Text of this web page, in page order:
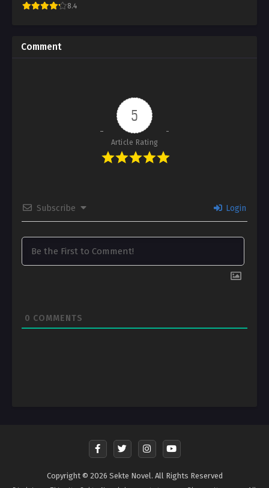
8.4
Comment
5
Article Rating
Subscribe Login
0 COMMENTS
Copyright © 2026 Sekte Novel. All Rights Reserved